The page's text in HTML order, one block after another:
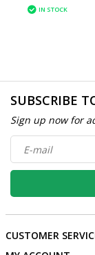
8320L7
IN STOCK
SUBSCRIBE
Sign up now for
CUSTOMER